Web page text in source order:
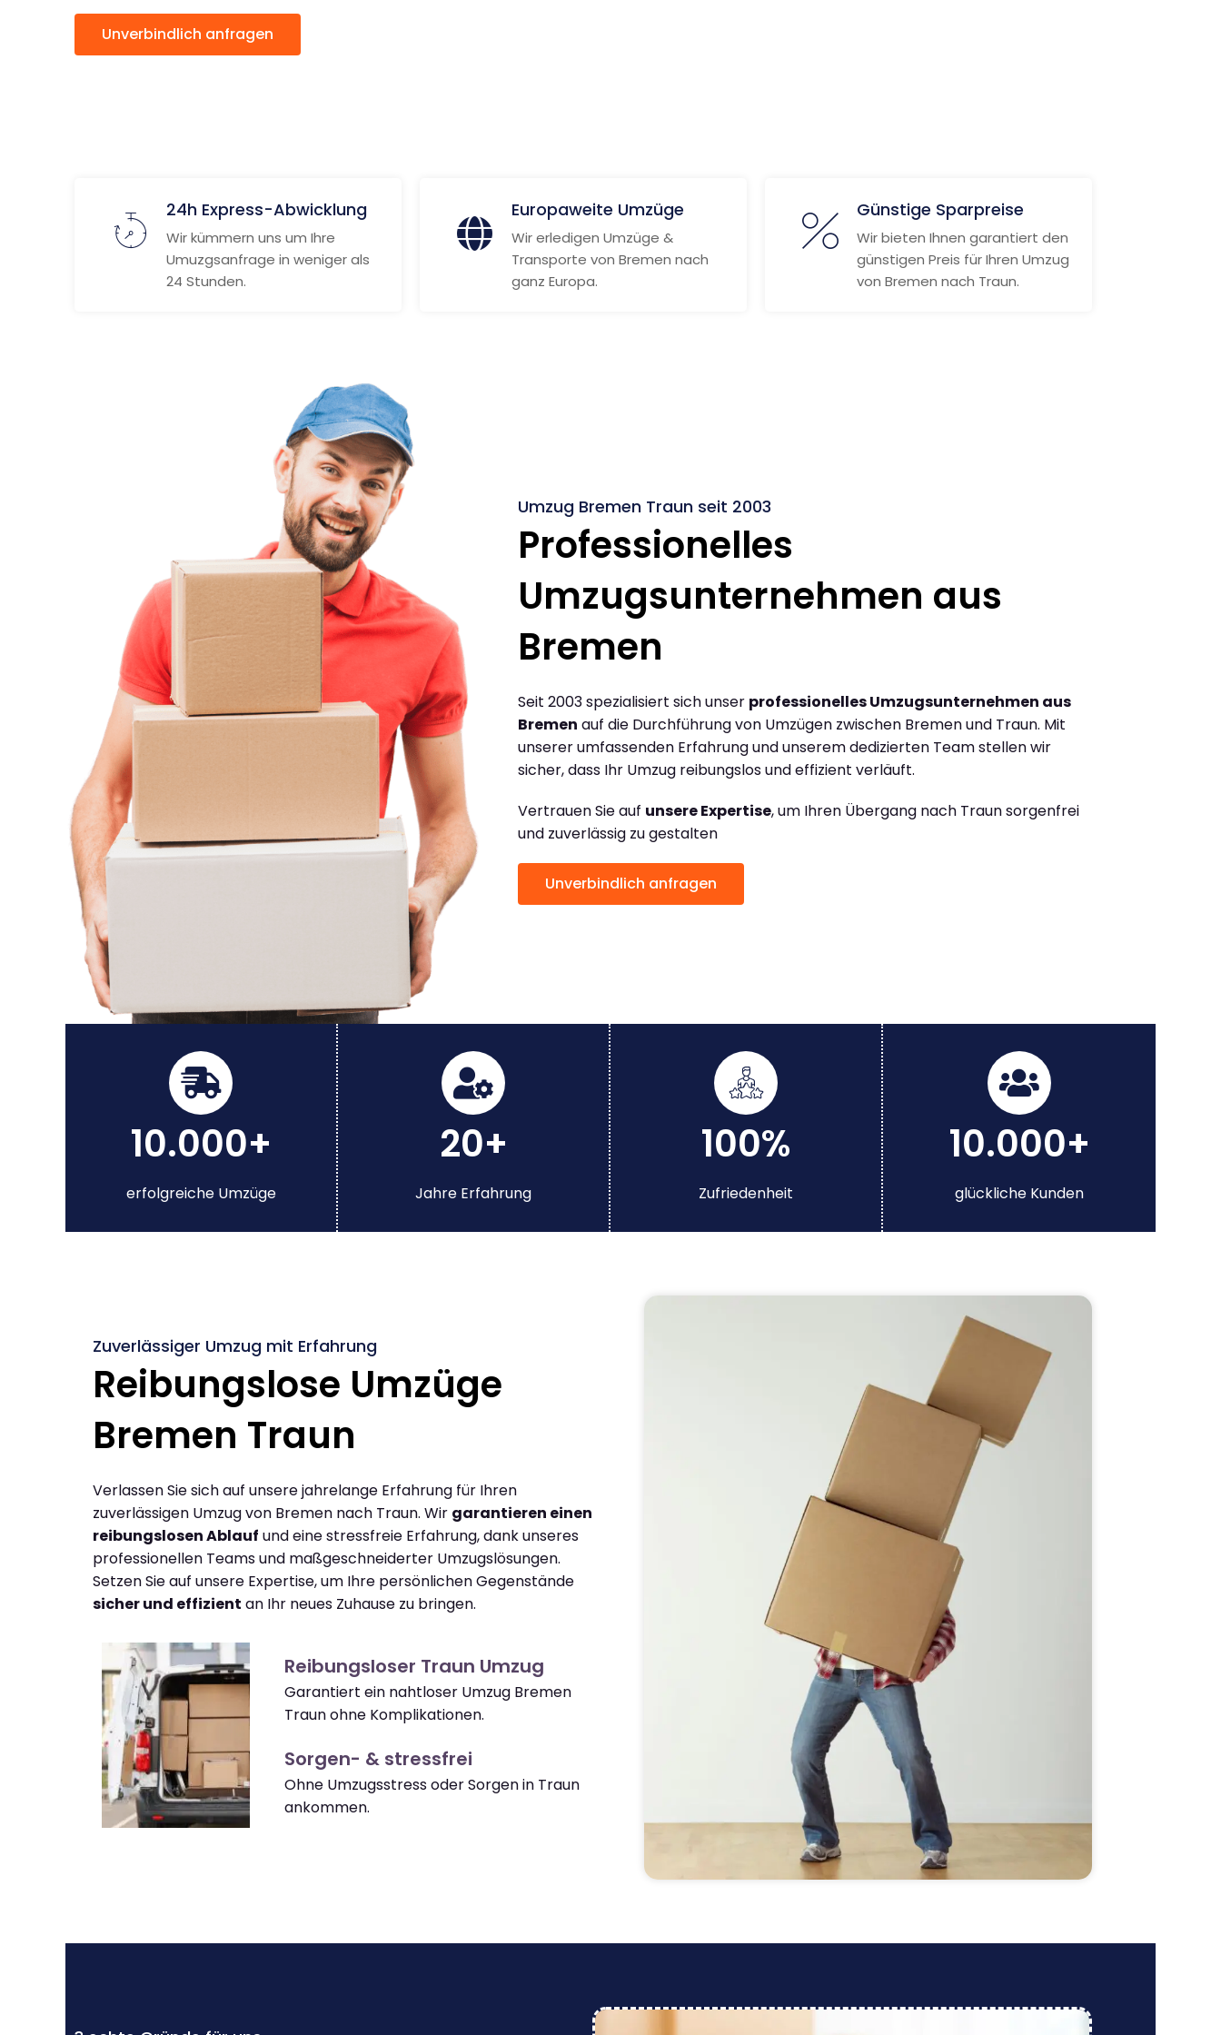
Unverbindlich anfragen
24h Express-Abwicklung
Wir kümmern uns um Ihre
Umuzgsanfrage in weniger als
24 Stunden.
Europaweite Umzüge
Wir erledigen Umzüge &
Transporte von Bremen nach
ganz Europa.
Günstige Sparpreise
Wir bieten Ihnen garantiert den
günstigen Preis für Ihren Umzug
von Bremen nach Traun.
Umzug Bremen Traun seit 2003
Professionelles
Umzugsunternehmen aus
Bremen
Seit 2003 spezialisiert sich unser professionelles Umzugsunternehmen aus
Bremen auf die Durchführung von Umzügen zwischen Bremen und Traun. Mit
unserer umfassenden Erfahrung und unserem dedizierten Team stellen wir
sicher, dass Ihr Umzug reibungslos und effizient verläuft.
Vertrauen Sie auf unsere Expertise, um Ihren Übergang nach Traun sorgenfrei
und zuverlässig zu gestalten
Unverbindlich anfragen
10.000+
erfolgreiche Umzüge
20+
Jahre Erfahrung
100%
Zufriedenheit
10.000+
glückliche Kunden
Zuverlässiger Umzug mit Erfahrung
Reibungslose Umzüge
Bremen Traun
Verlassen Sie sich auf unsere jahrelange Erfahrung für Ihren
zuverlässigen Umzug von Bremen nach Traun. Wir garantieren einen
reibungslosen Ablauf und eine stressfreie Erfahrung, dank unseres
professionellen Teams und maßgeschneiderter Umzugslösungen.
Setzen Sie auf unsere Expertise, um Ihre persönlichen Gegenstände
sicher und effizient an Ihr neues Zuhause zu bringen.
Reibungsloser Traun Umzug
Garantiert ein nahtloser Umzug Bremen
Traun ohne Komplikationen.
Sorgen- & stressfrei
Ohne Umzugsstress oder Sorgen in Traun
ankommen.